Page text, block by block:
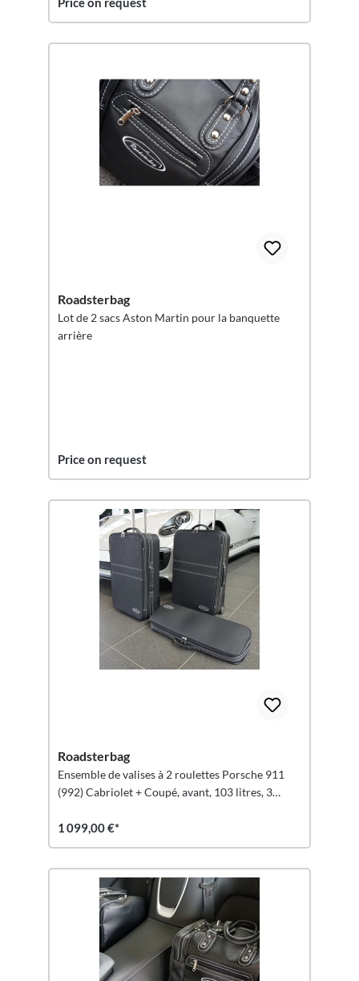
Roadsterbag
Lot de 2 sacs Aston Martin pour la banquette
arrière
Price on request
Roadsterbag
Ensemble de valises à 2 roulettes Porsche 911
(992) Cabriolet + Coupé, avant, 103 litres, 3
1 099,00 €*